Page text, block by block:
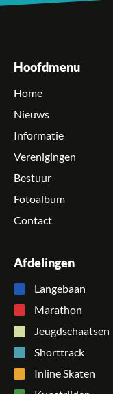
Hoofdmenu
Home
Nieuws
Informatie
Verenigingen
Bestuur
Fotoalbum
Contact
Afdelingen
Langebaan
Marathon
Jeugdschaatsen
Shorttrack
Inline Skaten